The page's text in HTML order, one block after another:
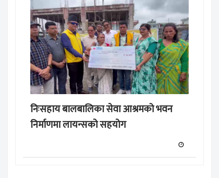
निःसहाय बालबालिका सेवा आश्रमको भवन
निर्माणमा लायन्सको सहयोग